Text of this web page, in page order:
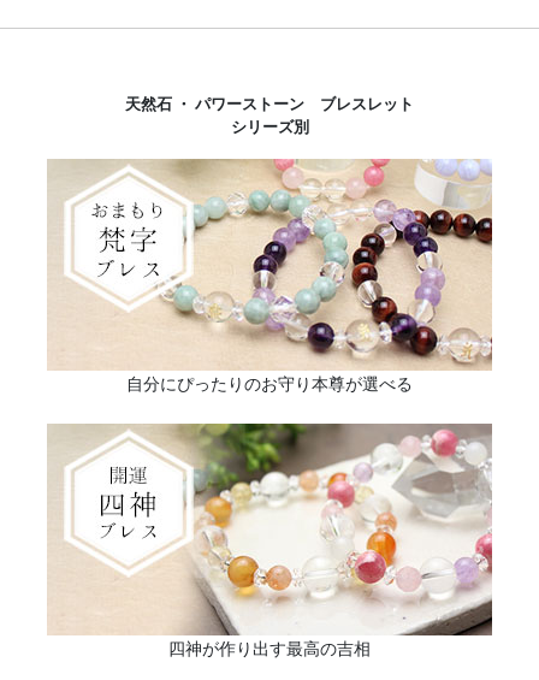
天然石 ・ パワーストーン ブレスレット
シリーズ別
自分にぴったりのお守り本尊が選べる
四神が作り出す最高の吉相